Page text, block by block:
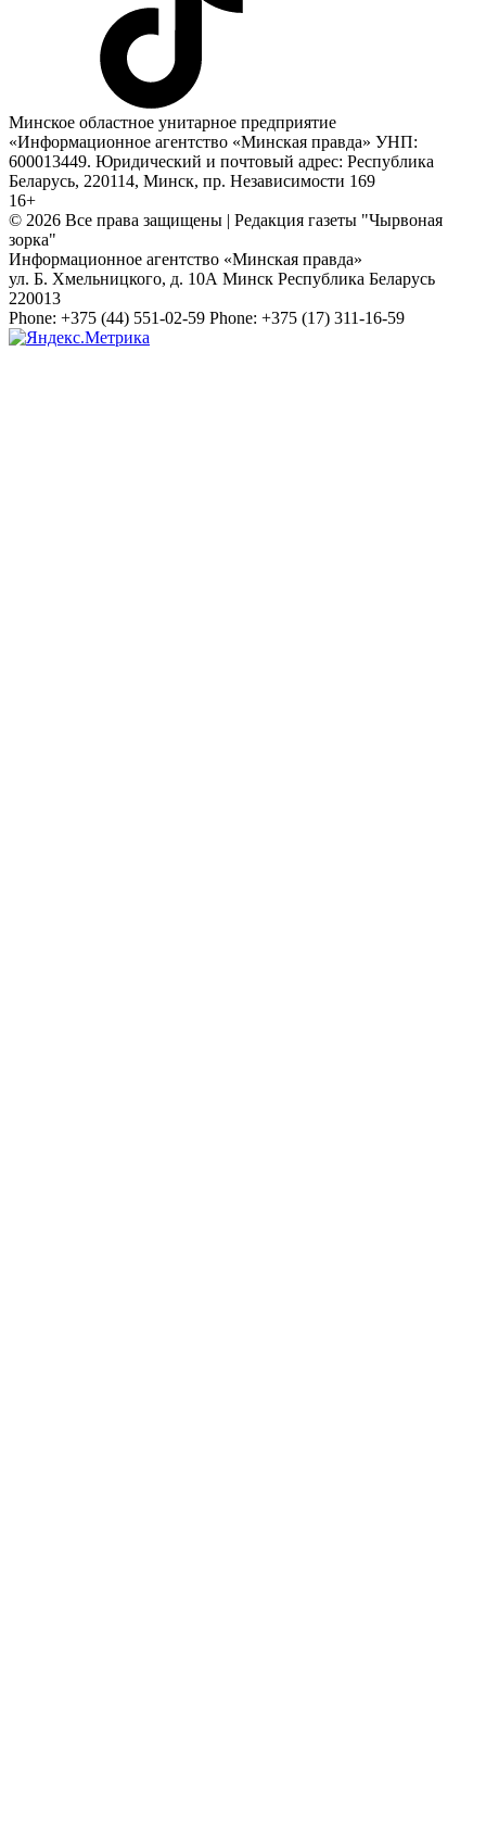
Минское областное унитарное предприятие
«Информационное агентство «Минская правда» УНП:
600013449. Юридический и почтовый адрес: Республика
Беларусь, 220114, Минск, пр. Независимости 169
16+
© 2026 Все права защищены | Редакция газеты "Чырвоная
зорка"
Информационное агентство «Минская правда»
ул. Б. Хмельницкого, д. 10А Минск Республика Беларусь
220013
Phone: +375 (44) 551-02-59 Phone: +375 (17) 311-16-59